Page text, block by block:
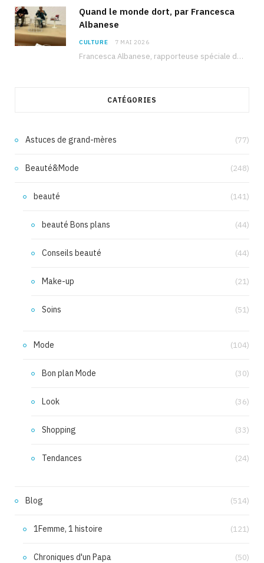
Quand le monde dort, par Francesca
Albanese
CULTURE 7 MAI 2026
Francesca Albanese, rapporteuse spéciale de l’ONU sur les territoires palestiniens occupés, était à Tunis pour…
CATÉGORIES
Astuces de grand-mères (77)
Beauté&Mode (248)
beauté (141)
beauté Bons plans (44)
Conseils beauté (44)
Make-up (21)
Soins (51)
Mode (104)
Bon plan Mode (30)
Look (36)
Shopping (33)
Tendances (24)
Blog (514)
1Femme, 1 histoire (121)
Chroniques d'un Papa (50)